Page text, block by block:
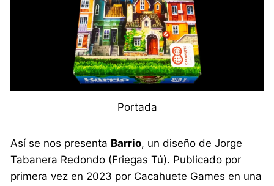
Portada
Así se nos presenta Barrio, un diseño de Jorge
Tabanera Redondo (Friegas Tú). Publicado por
primera vez en 2023 por Cacahuete Games en una